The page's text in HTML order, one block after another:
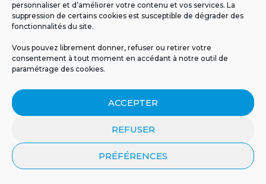
personnaliser et d’améliorer votre contenu et vos services. La
suppression de certains cookies est susceptible de dégrader des
fonctionnalités du site.
Vous pouvez librement donner, refuser ou retirer votre
consentement à tout moment en accédant à notre outil de
paramétrage des cookies.
ACCEPTER
REFUSER
PRÉFÉRENCES
Il y a 63 ans, le cyclone Jenny frappait La
Réunion : retour sur un drame